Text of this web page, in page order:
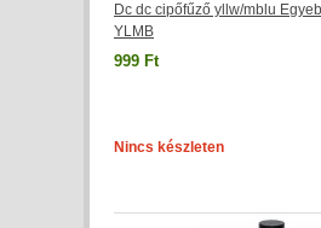
Dc dc cipőfűző yllw/mblu
YLMB
999 Ft
Nincs készleten